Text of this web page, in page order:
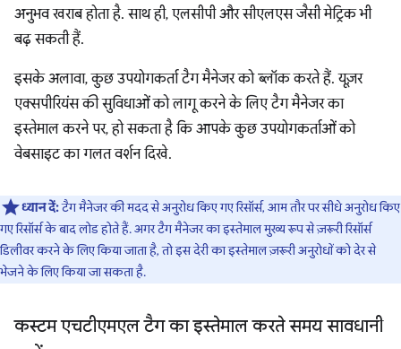
अनुभव खराब होता है. साथ ही, एलसीपी और सीएलएस जैसी मेट्रिक भी
बढ़ सकती हैं.
इसके अलावा, कुछ उपयोगकर्ता टैग मैनेजर को ब्लॉक करते हैं. यूज़र
एक्सपीरियंस की सुविधाओं को लागू करने के लिए टैग मैनेजर का
इस्तेमाल करने पर, हो सकता है कि आपके कुछ उपयोगकर्ताओं को
वेबसाइट का गलत वर्शन दिखे.
ध्यान दें:टैग मैनेजर की मदद से अनुरोध किए गए रिसॉर्स, आम तौर पर सीधे अनुरोध किए
गए रिसॉर्स के बाद लोड होते हैं. अगर टैग मैनेजर का इस्तेमाल मुख्य रूप से ज़रूरी रिसॉर्स
डिलीवर करने के लिए किया जाता है, तो इस देरी का इस्तेमाल ज़रूरी अनुरोधों को देर से
भेजने के लिए किया जा सकता है.
कस्टम एचटीएमएल टैग का इस्तेमाल करते समय सावधानी